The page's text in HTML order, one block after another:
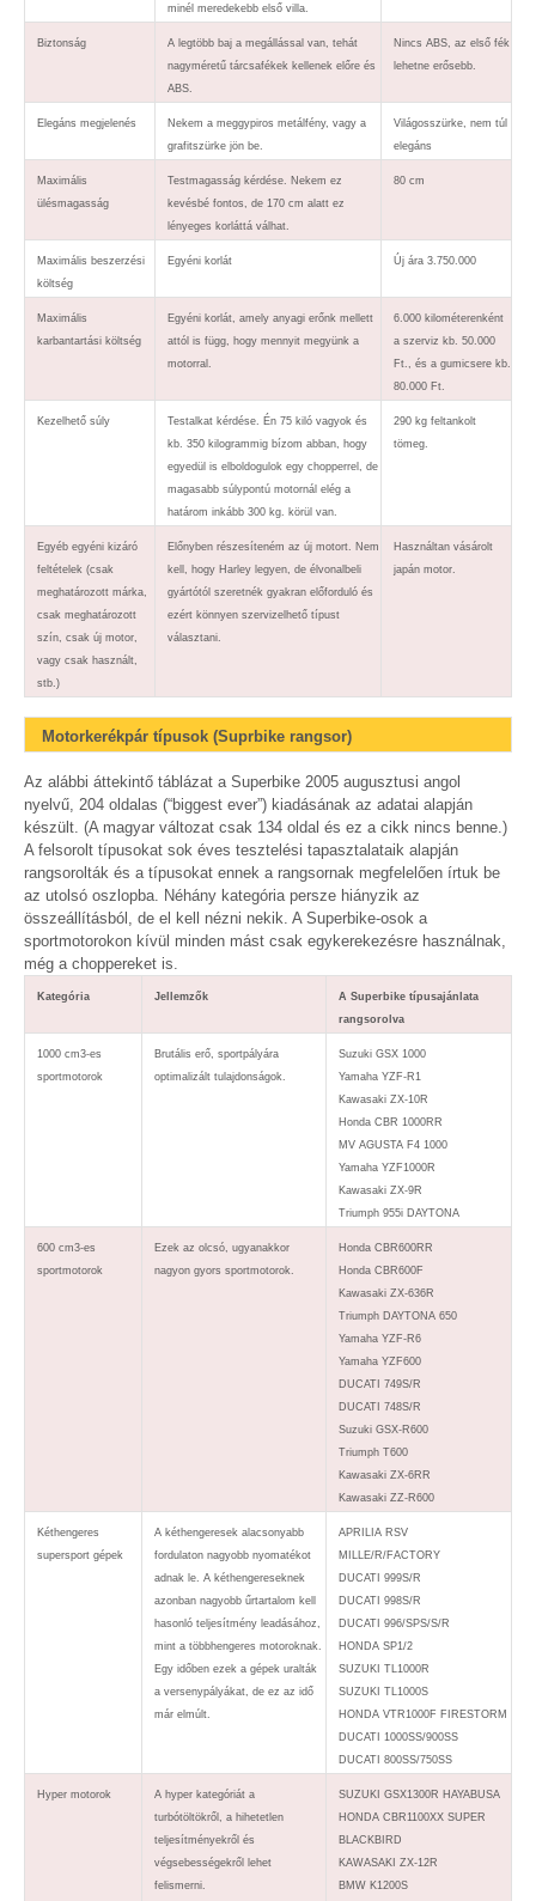
minél meredekebb első villa.
Biztonság
A legtöbb baj a megállással van, tehát
nagyméretű tárcsafékek kellenek előre és
ABS.
Nincs ABS, az első fék
lehetne erősebb.
Elegáns megjelenés
Nekem a meggypiros metálfény, vagy a
grafitszürke jön be.
Világosszürke, nem túl
elegáns
Maximális
ülésmagasság
Testmagasság kérdése. Nekem ez
kevésbé fontos, de 170 cm alatt ez
lényeges korláttá válhat.
80 cm
Maximális beszerzési
költség
Egyéni korlát Új ára 3.750.000
Maximális
karbantartási költség
Egyéni korlát, amely anyagi erőnk mellett
attól is függ, hogy mennyit megyünk a
motorral.
6.000 kilométerenként
a szerviz kb. 50.000
Ft., és a gumicsere kb.
80.000 Ft.
Kezelhető súly
Testalkat kérdése. Én 75 kiló vagyok és
kb. 350 kilogrammig bízom abban, hogy
egyedül is elboldogulok egy chopperrel, de
magasabb súlypontú motornál elég a
határom inkább 300 kg. körül van.
290 kg feltankolt
tömeg.
Egyéb egyéni kizáró
feltételek (csak
meghatározott márka,
csak meghatározott
szín, csak új motor,
vagy csak használt,
stb.)
Előnyben részesíteném az új motort. Nem
kell, hogy Harley legyen, de élvonalbeli
gyártótól szeretnék gyakran előforduló és
ezért könnyen szervizelhető típust
választani.
Használtan vásárolt
japán motor.
Motorkerékpár típusok (Suprbike rangsor)
Az alábbi áttekintő táblázat a Superbike 2005 augusztusi angol
nyelvű, 204 oldalas (“biggest ever”) kiadásának az adatai alapján
készült. (A magyar változat csak 134 oldal és ez a cikk nincs benne.)
A felsorolt típusokat sok éves tesztelési tapasztalataik alapján
rangsorolták és a típusokat ennek a rangsornak megfelelően írtuk be
az utolsó oszlopba. Néhány kategória persze hiányzik az
összeállításból, de el kell nézni nekik. A Superbike-osok a
sportmotorokon kívül minden mást csak egykerekezésre használnak,
még a choppereket is.
Kategória Jellemzők
A Superbike típusajánlata
rangsorolva
1000 cm3-es
sportmotorok
Brutális erő, sportpályára
optimalizált tulajdonságok.
Suzuki GSX 1000
Yamaha YZF-R1
Kawasaki ZX-10R
Honda CBR 1000RR
MV AGUSTA F4 1000
Yamaha YZF1000R
Kawasaki ZX-9R
Triumph 955i DAYTONA
600 cm3-es
sportmotorok
Ezek az olcsó, ugyanakkor
nagyon gyors sportmotorok.
Honda CBR600RR
Honda CBR600F
Kawasaki ZX-636R
Triumph DAYTONA 650
Yamaha YZF-R6
Yamaha YZF600
DUCATI 749S/R
DUCATI 748S/R
Suzuki GSX-R600
Triumph T600
Kawasaki ZX-6RR
Kawasaki ZZ-R600
Kéthengeres
supersport gépek
A kéthengeresek alacsonyabb
fordulaton nagyobb nyomatékot
adnak le. A kéthengereseknek
azonban nagyobb űrtartalom kell
hasonló teljesítmény leadásához,
mint a többhengeres motoroknak.
Egy időben ezek a gépek uralták
a versenypályákat, de ez az idő
már elmúlt.
APRILIA RSV
MILLE/R/FACTORY
DUCATI 999S/R
DUCATI 998S/R
DUCATI 996/SPS/S/R
HONDA SP1/2
SUZUKI TL1000R
SUZUKI TL1000S
HONDA VTR1000F FIRESTORM
DUCATI 1000SS/900SS
DUCATI 800SS/750SS
Hyper motorok
A hyper kategóriát a
turbótöltökről, a hihetetlen
teljesítményekről és
végsebességekről lehet
felismerni.
SUZUKI GSX1300R HAYABUSA
HONDA CBR1100XX SUPER
BLACKBIRD
KAWASAKI ZX-12R
BMW K1200S